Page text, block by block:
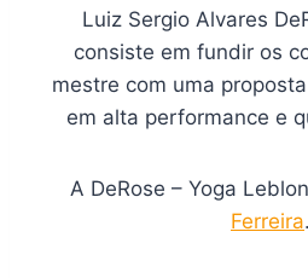
Luiz Sergio Alvares
consiste em fundir os
mestre com uma
em alta performance e
A DeRose – Yoga
Ferreira.